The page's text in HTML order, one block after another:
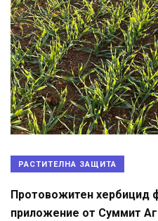
РАСТИТЕЛНА ЗАЩИТА
Протовожитен хербицид
приложение от Суммит